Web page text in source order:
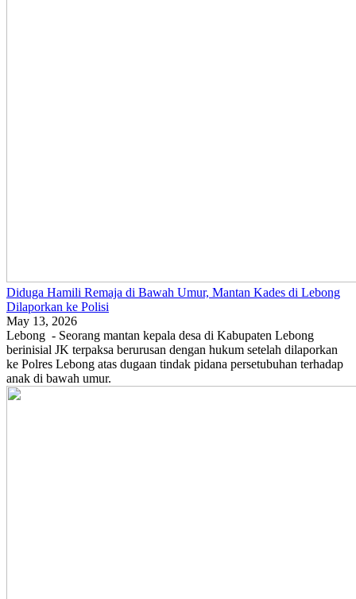
Diduga Hamili Remaja di Bawah Umur, Mantan Kades di Lebong
Dilaporkan ke Polisi
May 13, 2026
Lebong - Seorang mantan kepala desa di Kabupaten Lebong
berinisial JK terpaksa berurusan dengan hukum setelah dilaporkan
ke Polres Lebong atas dugaan tindak pidana persetubuhan terhadap
anak di bawah umur.